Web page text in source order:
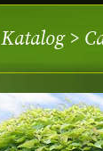
Katalog>